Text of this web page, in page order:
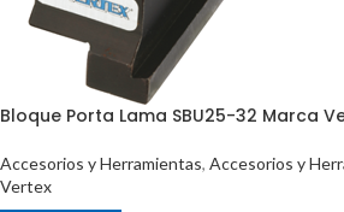
Bloque Porta Lama SBU25-32 Marca
Accesorios y Herramientas, Accesorios y
Vertex